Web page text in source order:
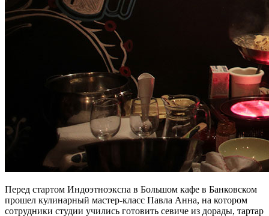
Перед стартом Индоэтноэкспа в Большом кафе в Банковском
прошел кулинарный мастер-класс Павла Анна, на котором
сотрудники студии учились готовить севиче из дорады, тартар